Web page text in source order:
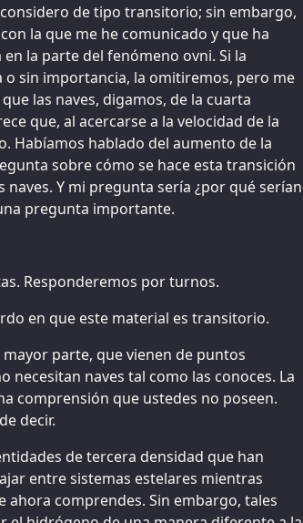
de tipo transitorio; sin embargo,
la que me he comunicado y que ha
la parte del fenómeno ovni. Si la
sin importancia, la omitiremos, pero me
las naves, digamos, de la cuarta
que, al acercarse a la velocidad de la
Habíamos hablado del aumento de la
sobre cómo se hace esta transición
naves. Y mi pregunta sería ¿por qué serían
pregunta importante.
Responderemos por turnos.
en que este material es transitorio.
parte, que vienen de puntos
necesitan naves tal como las conoces. La
comprensión que ustedes no poseen.
decir.
de tercera densidad que han
entre sistemas estelares mientras
ahora comprendes. Sin embargo, tales